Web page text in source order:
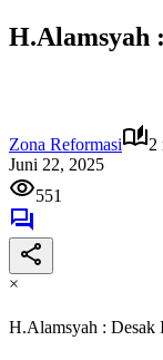
H.Alamsyah
Zona Reformasi
2
Juni 22, 2025
551
×
H.Alamsyah : Desak